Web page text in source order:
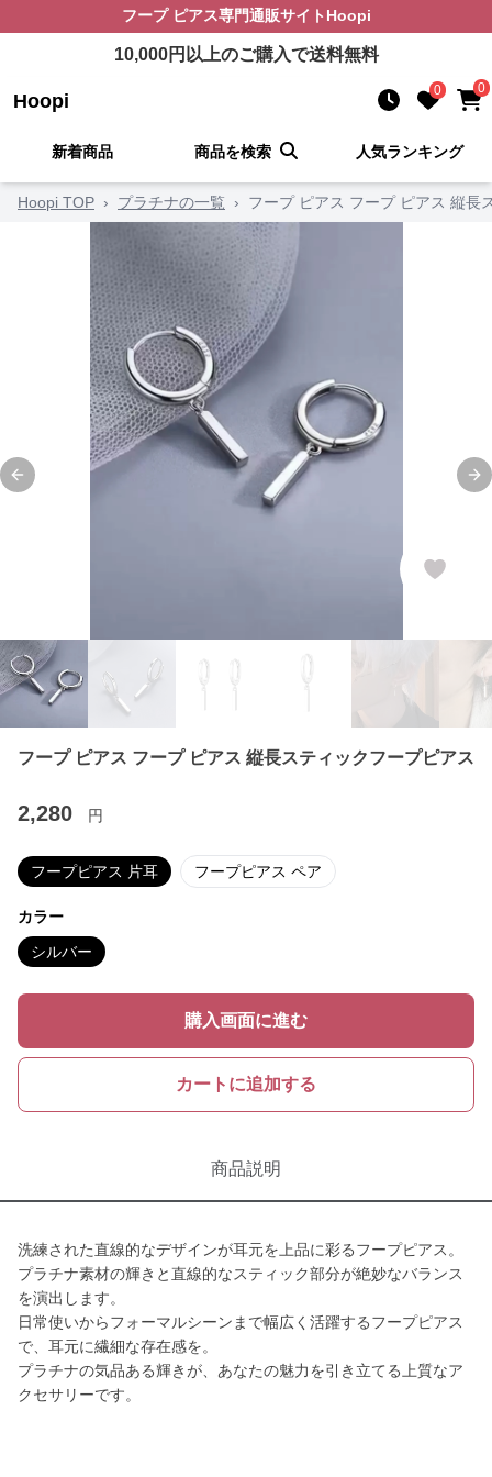
フープ ピアス専門通販サイト Hoopi
10,000円以上のご購入で送料無料
Hoopi 0 0
新着商品 商品を検索 人気ランキング
Hoopi TOP › プラチナの一覧 › フープ ピアス フープ ピアス 縦長
Previous slide
フープ ピアス フープ ピアス 縦長スティックフープピアス
2,280 円
フープピアス 片耳 フープピアス ペア
カラー
シルバー
購入画面に進む
カートに追加する
商品説明
洗練された直線的なデザインが耳元を上品に彩るフープピアス。
プラチナ素材の輝きと直線的なスティック部分が絶妙なバランス
を演出します。
日常使いからフォーマルシーンまで幅広く活躍するフープピアス
で、耳元に繊細な存在感を。
プラチナの気品ある輝きが、あなたの魅力を引き立てる上質なア
クセサリーです。